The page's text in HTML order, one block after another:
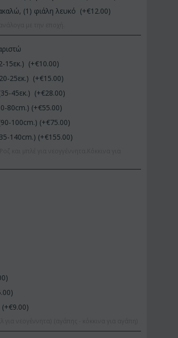
(1) φιάλη λευκό (+€12.00)
15εκ.) (+€10.00)
25εκ.) (+€15.00)
45εκ.) (+€28.00)
80cm.) (+€55.00)
100cm.) (+€75.00)
140cm.) (+€155.00)
)
)
(+€9.00)